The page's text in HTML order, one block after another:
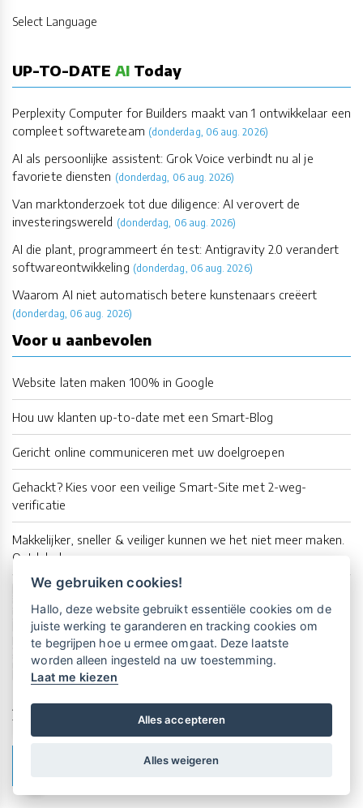
Select Language
UP-TO-DATE AI Today
Perplexity Computer for Builders maakt van 1 ontwikkelaar een
compleet softwareteam (donderdag, 06 aug. 2026)
AI als persoonlijke assistent: Grok Voice verbindt nu al je
favoriete diensten (donderdag, 06 aug. 2026)
Van marktonderzoek tot due diligence: AI verovert de
investeringswereld (donderdag, 06 aug. 2026)
AI die plant, programmeert én test: Antigravity 2.0 verandert
softwareontwikkeling (donderdag, 06 aug. 2026)
Waarom AI niet automatisch betere kunstenaars creëert
(donderdag, 06 aug. 2026)
Voor u aanbevolen
Website laten maken 100% in Google
Hou uw klanten up-to-date met een Smart-Blog
Gericht online communiceren met uw doelgroepen
Gehackt? Kies voor een veilige Smart-Site met 2-weg-
verificatie
Makkelijker, sneller & veiliger kunnen we het niet meer maken.
Ontdek de app.
ANTWERPEN | BRUSSEL | GENK | HASSELT | LEUVEN | GEEL |
TURNHOUT | LANAKEN | AALST | MAASTRICHT (NL)
MAAK EEN AFSPRAAK
We gebruiken cookies!
Hallo, deze website gebruikt essentiële cookies om de
juiste werking te garanderen en tracking cookies om
te begrijpen hoe u ermee omgaat. Deze laatste
worden alleen ingesteld na uw toestemming.
Laat me kiezen
Alles accepteren
Alles weigeren
Vrijblijvende kennismaking?Boek
een persoonlijke demo.
Maandelijks gratis opleidingen
voor UP-TO-DATE Klanten: